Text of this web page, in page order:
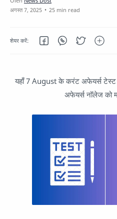
25 min read
यहाँ 7 August के करंट अफेयर्स
अफेयर्स नॉलेज को